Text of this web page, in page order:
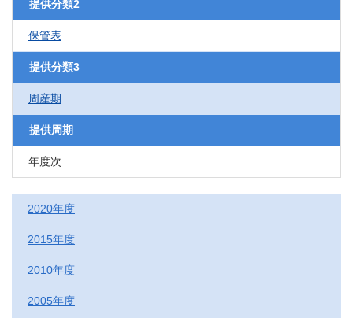
提供分類2
保管表
提供分類3
周産期
提供周期
年度次
2020年度
2015年度
2010年度
2005年度